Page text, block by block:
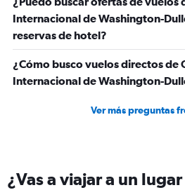
Internacional de Washington-
reservas de hotel?
¿Cómo busco vuelos directos de
Internacional de Washington-
Ver más preguntas
¿Vas a viajar a un